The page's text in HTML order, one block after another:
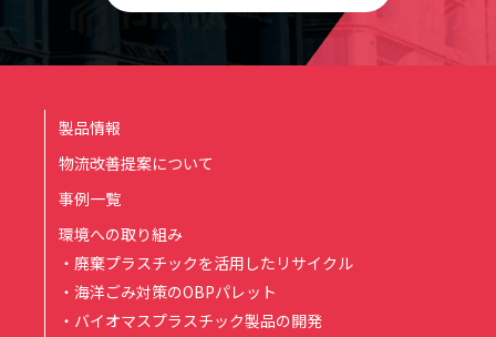
製品情報
物流改善提案について
事例一覧
環境への取り組み
・廃棄プラスチックを活用したリサイクル
・海洋ごみ対策のOBPパレット
・バイオマスプラスチック製品の開発